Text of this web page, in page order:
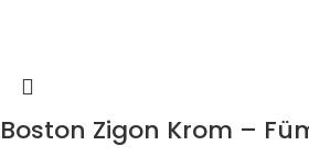
Boston Zigon Krom –